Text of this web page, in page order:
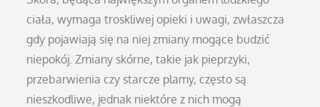
ciała, wymaga troskliwej opieki i uwagi, zwłaszcza
gdy pojawiają się na niej zmiany mogące budzić
niepokój. Zmiany skórne, takie jak pieprzyki,
przebarwienia czy starcze plamy, często są
nieszkodliwe, jednak niektóre z nich mogą